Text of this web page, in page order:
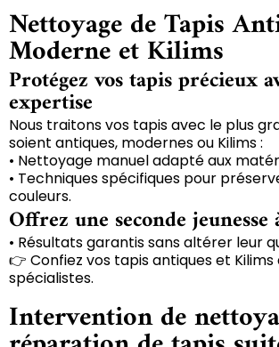
Nettoyage de Tapis
Moderne et Kilims
Protégez vos tapis précieux
expertise
Nous traitons vos tapis avec le plus
soient antiques, modernes ou Kilims :
• Nettoyage manuel adapté aux
• Techniques spécifiques pour
couleurs.
Offrez une seconde jeunesse
• Résultats garantis sans altérer leur
👉 Confiez vos tapis antiques et Kilims
spécialistes.
Intervention de